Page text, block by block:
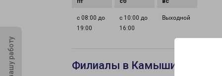
с 08:00 до
19:00
с 10:00 до
16:00
Выходной
Филиалы в Камышине